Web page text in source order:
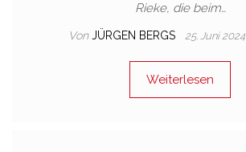
Rieke, die beim…
Von JÜRGEN BERGS 25. Juni 2024
Weiterlesen